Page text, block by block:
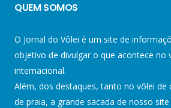
QUEM SOMOS
O Jornal do Vôlei é um site de
objetivo de divulgar o que acontece no
internacional.
Além, dos destaques, tanto no vôlei de
de praia, a grande sacada de nosso